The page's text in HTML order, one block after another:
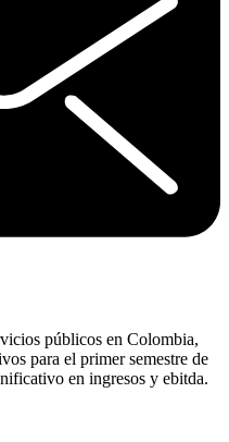
públicos en Colombia,
para el primer semestre de
en ingresos y ebitda.